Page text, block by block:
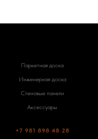
Паркетная доска
Инженерная доска
Стеновые панели
Аксессуары
+7 981 898 48 28